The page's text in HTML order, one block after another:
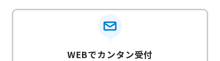
WEBでカンタン受付